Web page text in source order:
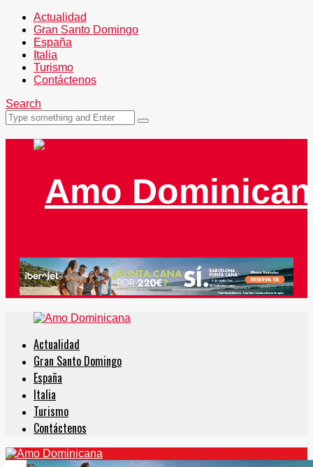
Actualidad
Gran Santo Domingo
España
Italia
Turismo
Contáctenos
Search
Actualidad
Gran Santo Domingo
España
Italia
Turismo
Contáctenos